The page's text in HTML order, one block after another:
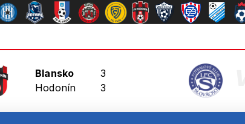
Blansko
Hodonín
3
3